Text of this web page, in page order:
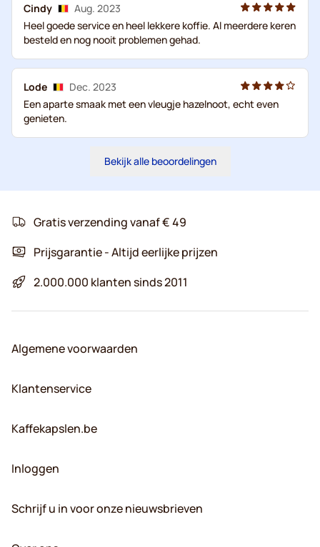
Cindy
Aug. 2023
Heel goede service en heel lekkere koffie. Al meerdere keren
besteld en nog nooit problemen gehad.
Lode
Dec. 2023
Een aparte smaak met een vleugje hazelnoot, echt even
genieten.
Bekijk alle beoordelingen
Gratis verzending vanaf € 49
Prijsgarantie - Altijd eerlijke prijzen
2.000.000 klanten sinds 2011
Algemene voorwaarden
Klantenservice
Kaffekapslen.be
Inloggen
Schrijf u in voor onze nieuwsbrieven